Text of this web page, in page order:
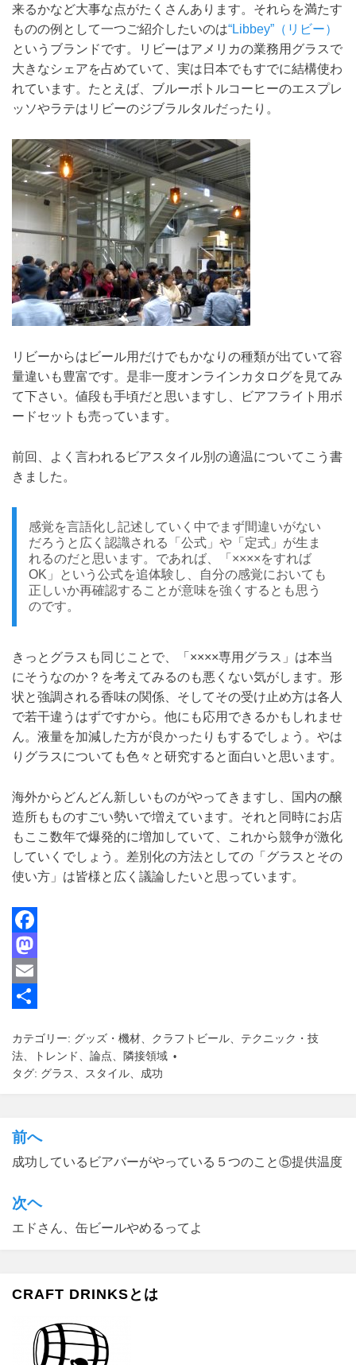
来るかなど大事な点がたくさんあります。それらを満たす
ものの例として一つご紹介したいのは“Libbey”（リビー）
というブランドです。リビーはアメリカの業務用グラスで
大きなシェアを占めていて、実は日本でもすでに結構使わ
れています。たとえば、ブルーボトルコーヒーのエスプレ
ッソやラテはリビーのジブラルタルだったり。
リビーからはビール用だけでもかなりの種類が出ていて容
量違いも豊富です。是非一度オンラインカタログを見てみ
て下さい。値段も手頃だと思いますし、ビアフライト用ボ
ードセットも売っています。
前回、よく言われるビアスタイル別の適温についてこう書
きました。
感覚を言語化し記述していく中でまず間違いがない
だろうと広く認識される「公式」や「定式」が生ま
れるのだと思います。であれば、「××××をすれば
OK」という公式を追体験し、自分の感覚においても
正しいか再確認することが意味を強くするとも思う
のです。
きっとグラスも同じことで、「××××専用グラス」は本当
にそうなのか？を考えてみるのも悪くない気がします。形
状と強調される香味の関係、そしてその受け止め方は各人
で若干違うはずですから。他にも応用できるかもしれませ
ん。液量を加減した方が良かったりもするでしょう。やは
りグラスについても色々と研究すると面白いと思います。
海外からどんどん新しいものがやってきますし、国内の醸
造所もものすごい勢いで増えています。それと同時にお店
もここ数年で爆発的に増加していて、これから競争が激化
していくでしょう。差別化の方法としての「グラスとその
使い方」は皆様と広く議論したいと思っています。
F
a
c
b
o
M
a
t
o
n
E
a
i
有
カテゴリー: グッズ・機材、 クラフトビール、 テクニック・技
法、 トレンド、 論点、
隣接領域
タグ: グラス、 スタイル、 成功
投
稿
ナ
ビ
シ
前へ
成功しているビアバーがやっている５つのこと⑤提供温度
次ヘ
エドさん、缶ビールやめるってよ
CRAFT DRINKSとは